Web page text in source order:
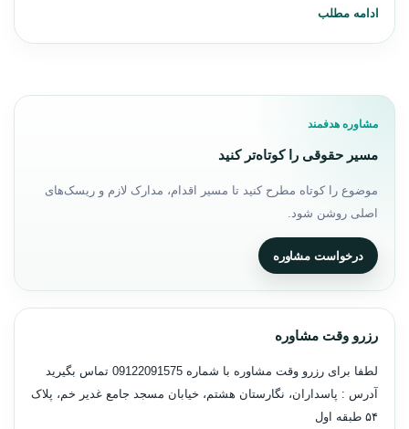
ادامه مطلب
مشاوره هدفمند
مسیر حقوقی را کوتاه‌تر کنید
موضوع را کوتاه مطرح کنید تا مسیر اقدام، مدارک لازم و ریسک‌های
اصلی روشن شود.
درخواست مشاوره
رزرو وقت مشاوره
لطفا برای رزرو وقت مشاوره با شماره 09122091575 تماس بگیرید
آدرس : پاسداران، نگارستان هشتم، خیابان مسجد جامع غدیر خم، پلاک
۵۴ طبقه اول